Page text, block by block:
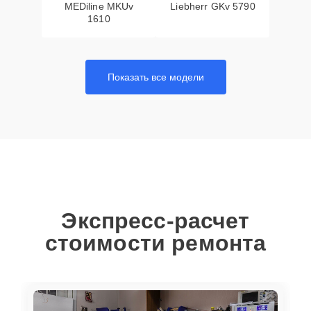
MEDiline MKUv
1610
Liebherr GKv 5790
Показать все модели
Экспресс-расчет
стоимости ремонта